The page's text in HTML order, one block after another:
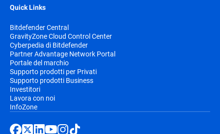
Quick Links
Bitdefender Central
GravityZone Cloud Control Center
Cyberpedia di Bitdefender
Partner Advantage Network Portal
Portale del marchio
Supporto prodotti per Privati
Supporto prodotti Business
Investitori
Lavora con noi
InfoZone